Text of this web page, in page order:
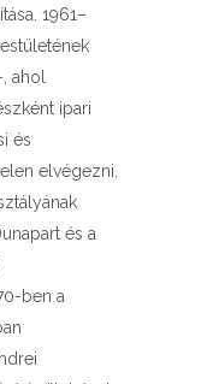
1961–
ahol
ipari
és
elvégezni.
és a
ben a